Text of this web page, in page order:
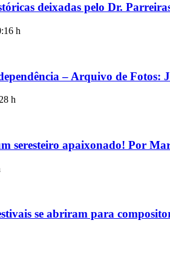
deixadas pelo Dr.
h
– Arquivo de Fotos:
h
seresteiro apaixonado! Por
se abriram para